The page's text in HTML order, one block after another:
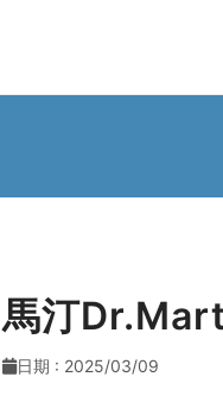
馬汀
日期 : 2025/03/09